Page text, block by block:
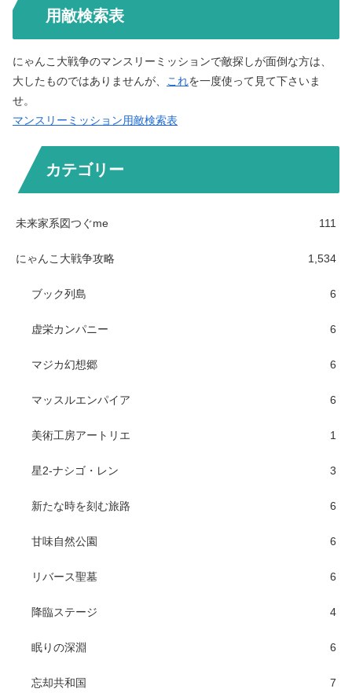
用敵検索表
にゃんこ大戦争のマンスリーミッションで敵探しが面倒な方は、
大したものではありませんが、
これを一度使って見て下さいま
せ。
マンスリーミッション用敵検索表
カテゴリー
未来家系図つぐme 111
にゃんこ大戦争攻略 1,534
ブック列島 6
虚栄カンパニー 6
マジカ幻想郷 6
マッスルエンパイア 6
美術工房アートリエ 1
星2-ナシゴ・レン 3
新たな時を刻む旅路 6
甘味自然公園 6
リバース聖墓 6
降臨ステージ 4
眠りの深淵 6
忘却共和国 7